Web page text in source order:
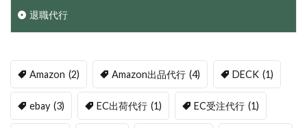
退職代行
Amazon (2) Amazon出品代行 (4) DECK (1)
ebay (3) EC出荷代行 (1) EC受注代行 (1)